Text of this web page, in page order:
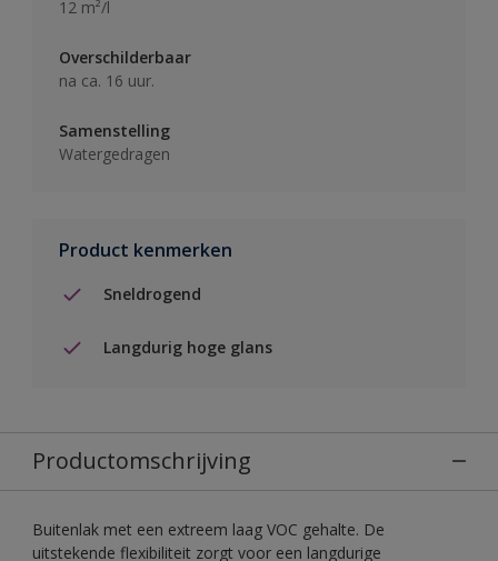
12 m²/l
Overschilderbaar
na ca. 16 uur.
Samenstelling
Watergedragen
Product kenmerken
Sneldrogend
Langdurig hoge glans
Productomschrijving
Buitenlak met een extreem laag VOC gehalte. De
uitstekende flexibiliteit zorgt voor een langdurige